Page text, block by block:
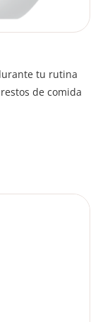
tu rutina
de comida